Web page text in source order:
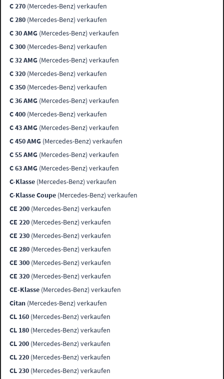
C 270 (Mercedes-Benz) verkaufen
C 280 (Mercedes-Benz) verkaufen
C 30 AMG (Mercedes-Benz) verkaufen
C 300 (Mercedes-Benz) verkaufen
C 32 AMG (Mercedes-Benz) verkaufen
C 320 (Mercedes-Benz) verkaufen
C 350 (Mercedes-Benz) verkaufen
C 36 AMG (Mercedes-Benz) verkaufen
C 400 (Mercedes-Benz) verkaufen
C 43 AMG (Mercedes-Benz) verkaufen
C 450 AMG (Mercedes-Benz) verkaufen
C 55 AMG (Mercedes-Benz) verkaufen
C 63 AMG (Mercedes-Benz) verkaufen
C-Klasse (Mercedes-Benz) verkaufen
C-Klasse Coupe (Mercedes-Benz) verkaufen
CE 200 (Mercedes-Benz) verkaufen
CE 220 (Mercedes-Benz) verkaufen
CE 230 (Mercedes-Benz) verkaufen
CE 280 (Mercedes-Benz) verkaufen
CE 300 (Mercedes-Benz) verkaufen
CE 320 (Mercedes-Benz) verkaufen
CE-Klasse (Mercedes-Benz) verkaufen
Citan (Mercedes-Benz) verkaufen
CL 160 (Mercedes-Benz) verkaufen
CL 180 (Mercedes-Benz) verkaufen
CL 200 (Mercedes-Benz) verkaufen
CL 220 (Mercedes-Benz) verkaufen
CL 230 (Mercedes-Benz) verkaufen